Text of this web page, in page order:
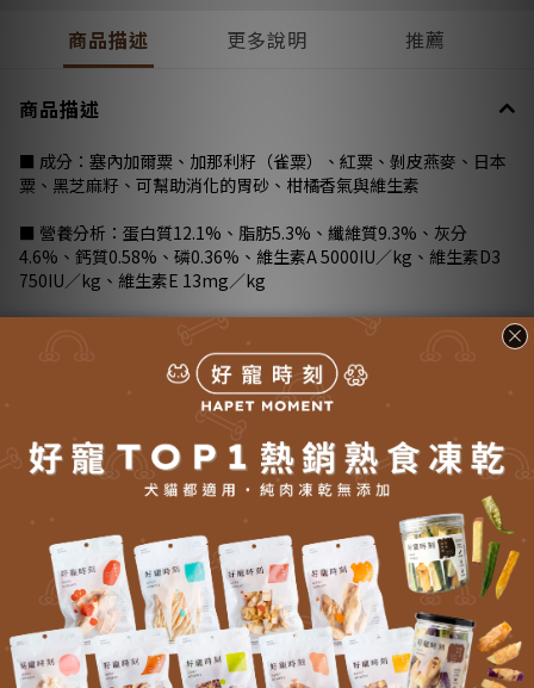
商品描述 更多說明 推薦
商品描述
■ 成分：塞內加爾粟、加那利籽（雀粟）、紅粟、剝皮燕麥、日本
粟、黑芝麻籽、可幫助消化的胃砂、柑橘香氣與維生素
■ 營養分析：蛋白質12.1%、脂肪5.3%、纖維質9.3%、灰分
4.6%、鈣質0.58%、磷0.36%、維生素A 5000IU／kg、維生素D3
750IU／kg、維生素E 13mg／kg
■ 建議攝取量：依據所需餵食，並且隨時保持提供乾淨新鮮的飲水
可以搭配餵食蔬菜、水果、蛋粉與鳥砂。
■ 注意事項：避免直射日光，避開高溫多濕的地方，在通風好的陰
儘早食用完畢。
送貨方式 (5)